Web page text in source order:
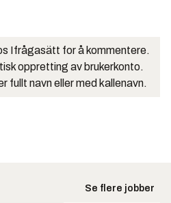
Ifrågasätt for å kommentere.
oppretting av brukerkonto.
fullt navn eller med kallenavn.
Se flere jobber